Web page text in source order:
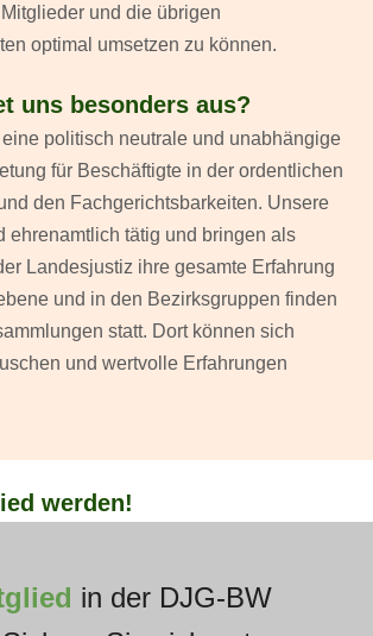
und die übrigen
optimal umsetzen zu können.
uns besonders aus?
politisch neutrale und unabhängige
für Beschäftigte in der ordentlichen
den Fachgerichtsbarkeiten. Unsere
ehrenamtlich tätig und bringen als
Landesjustiz ihre gesamte Erfahrung
und in den Bezirksgruppen finden
statt. Dort können sich
und wertvolle Erfahrungen
werden!
in der DJG-BW